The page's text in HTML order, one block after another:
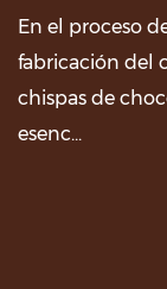
En el proceso
fabricación del
chispas de
esenc...